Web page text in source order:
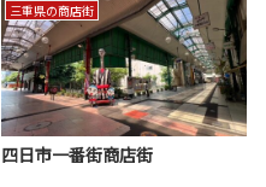
三重県の商店街
四日市一番街商店街